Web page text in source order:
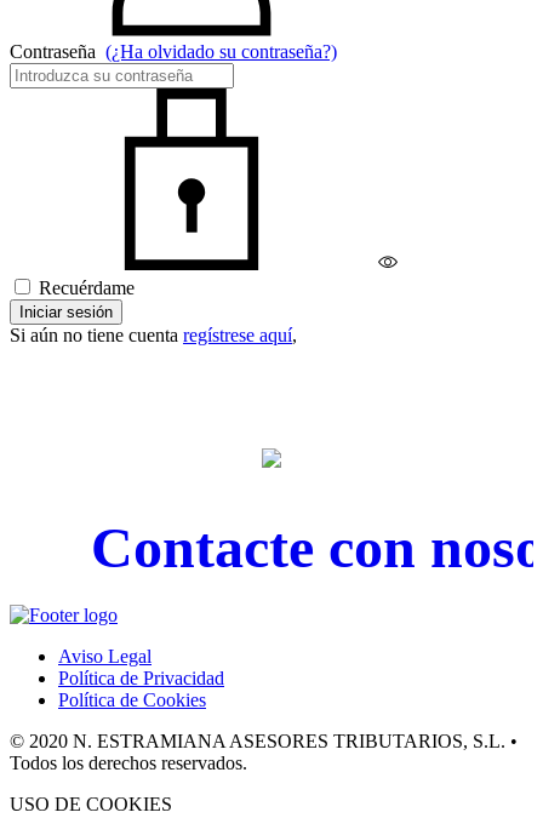
Contraseña (¿Ha olvidado su contraseña?)
Recuérdame
Iniciar sesión
Si aún no tiene cuenta regístrese aquí,
Contacte con
Aviso Legal
Política de Privacidad
Política de Cookies
© 2020 N. ESTRAMIANA ASESORES TRIBUTARIOS, S.L. •
Todos los derechos reservados.
USO DE COOKIES